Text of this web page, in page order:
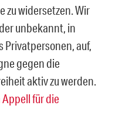
zu widersetzen. Wir
unbekannt, in
Privatpersonen, auf,
gegen die
aktiv zu werden.
für die